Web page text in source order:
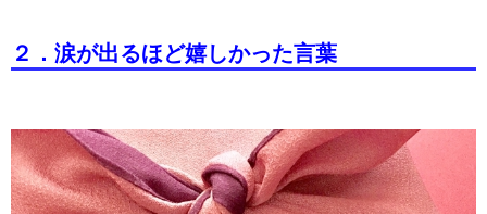
２．涙が出るほど嬉しかった言葉